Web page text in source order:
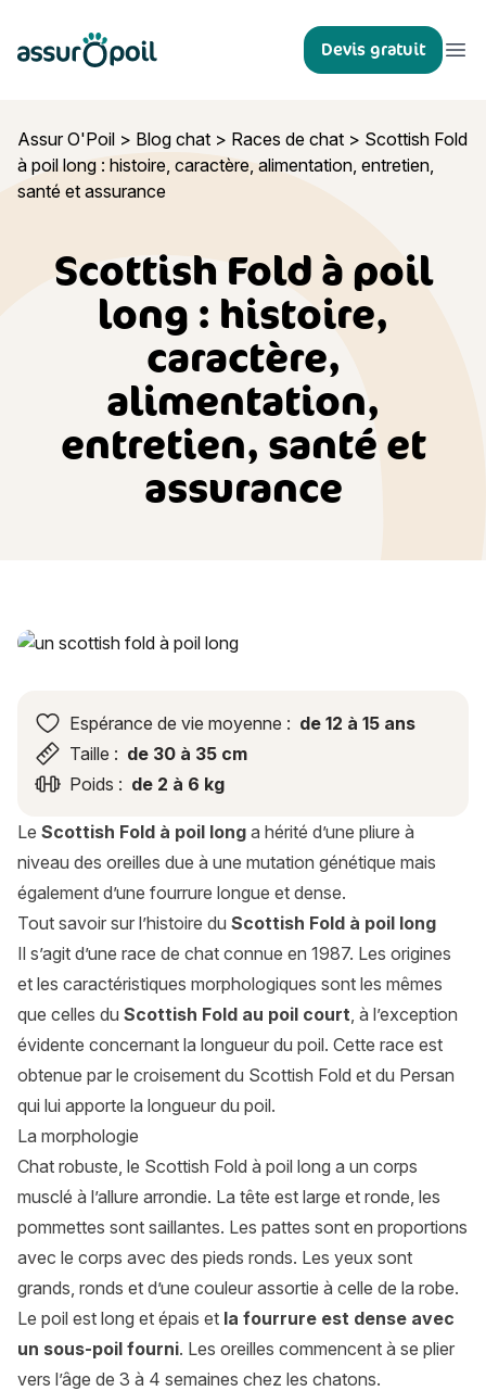
Assur O'Poil Devis gratuit
Assur O'Poil > Blog chat > Races de chat > Scottish Fold
à poil long : histoire, caractère, alimentation, entretien,
santé et assurance
Scottish Fold à poil
long : histoire,
caractère,
alimentation,
entretien, santé et
assurance
Scottish Fold à poil long : histoire, caractère, alimentation,
Espérance de vie moyenne : de 12 à 15 ans
Taille : de 30 à 35 cm
Poids : de 2 à 6 kg
Le Scottish Fold à poil long a hérité d’une pliure à
niveau des oreilles due à une mutation génétique mais
également d’une fourrure longue et dense.
Tout savoir sur l’histoire du Scottish Fold à poil long
Il s’agit d’une race de chat connue en 1987. Les origines
et les caractéristiques morphologiques sont les mêmes
que celles du Scottish Fold au poil court, à l’exception
évidente concernant la longueur du poil. Cette race est
obtenue par le croisement du Scottish Fold et du Persan
qui lui apporte la longueur du poil.
La morphologie
Chat robuste, le Scottish Fold à poil long a un corps
musclé à l’allure arrondie. La tête est large et ronde, les
pommettes sont saillantes. Les pattes sont en proportions
avec le corps avec des pieds ronds. Les yeux sont
grands, ronds et d’une couleur assortie à celle de la robe.
Le poil est long et épais et la fourrure est dense avec
un sous-poil fourni. Les oreilles commencent à se plier
vers l’âge de 3 à 4 semaines chez les chatons.